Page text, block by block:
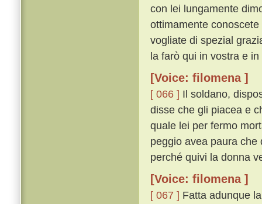
con lei lungamente
ottimamente
vogliate di spezial
la farò qui in vostra e
[Voice: filomena ]
[ 066 ] Il soldano,
disse che gli piacea e
quale lei per fermo
peggio avea paura
perché quivi la donna
[Voice: filomena ]
[ 067 ] Fatta adunque